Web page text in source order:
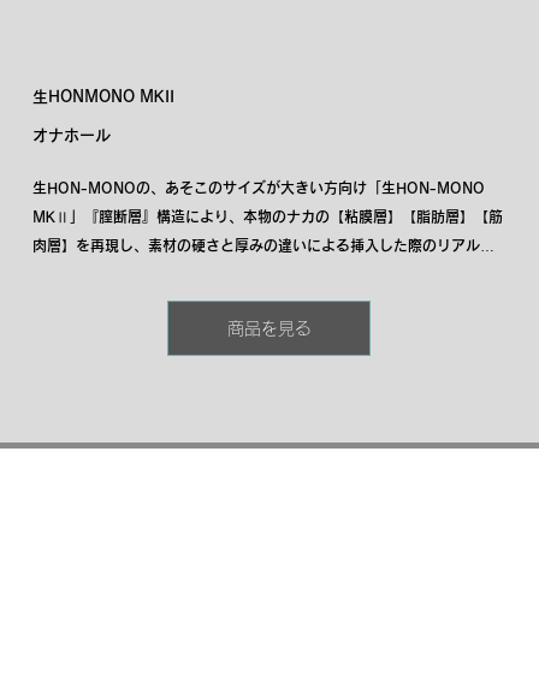
生HONMONO MKII
オナホール
生HON-MONOの、あそこのサイズが大きい方向け「生HON-MONO
MKⅡ」『膣断層』構造により、本物のナカの【粘膜層】【脂肪層】【筋
肉層】を再現し、素材の硬さと厚みの違いによる挿入した際のリアルな
とした感触はそのままに、あそこが大きくても無理のない、そして、小
さくても優しい快感を味わえる設計となっております。
商品を見る